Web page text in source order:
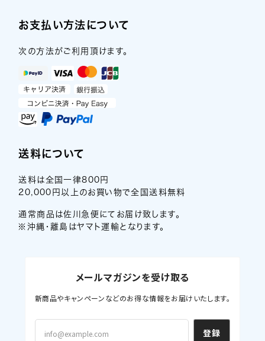
お支払い方法について
次の方法がご利用頂けます。
送料について
送料は全国一律800円
20,000円以上のお買い物で全国送料無料
通常商品は佐川急便にてお届け致します。
※沖縄・離島はヤマト運輸となります。
メールマガジンを受け取る
新商品やキャンペーンなどのお得な情報をお届けいたします。
登録